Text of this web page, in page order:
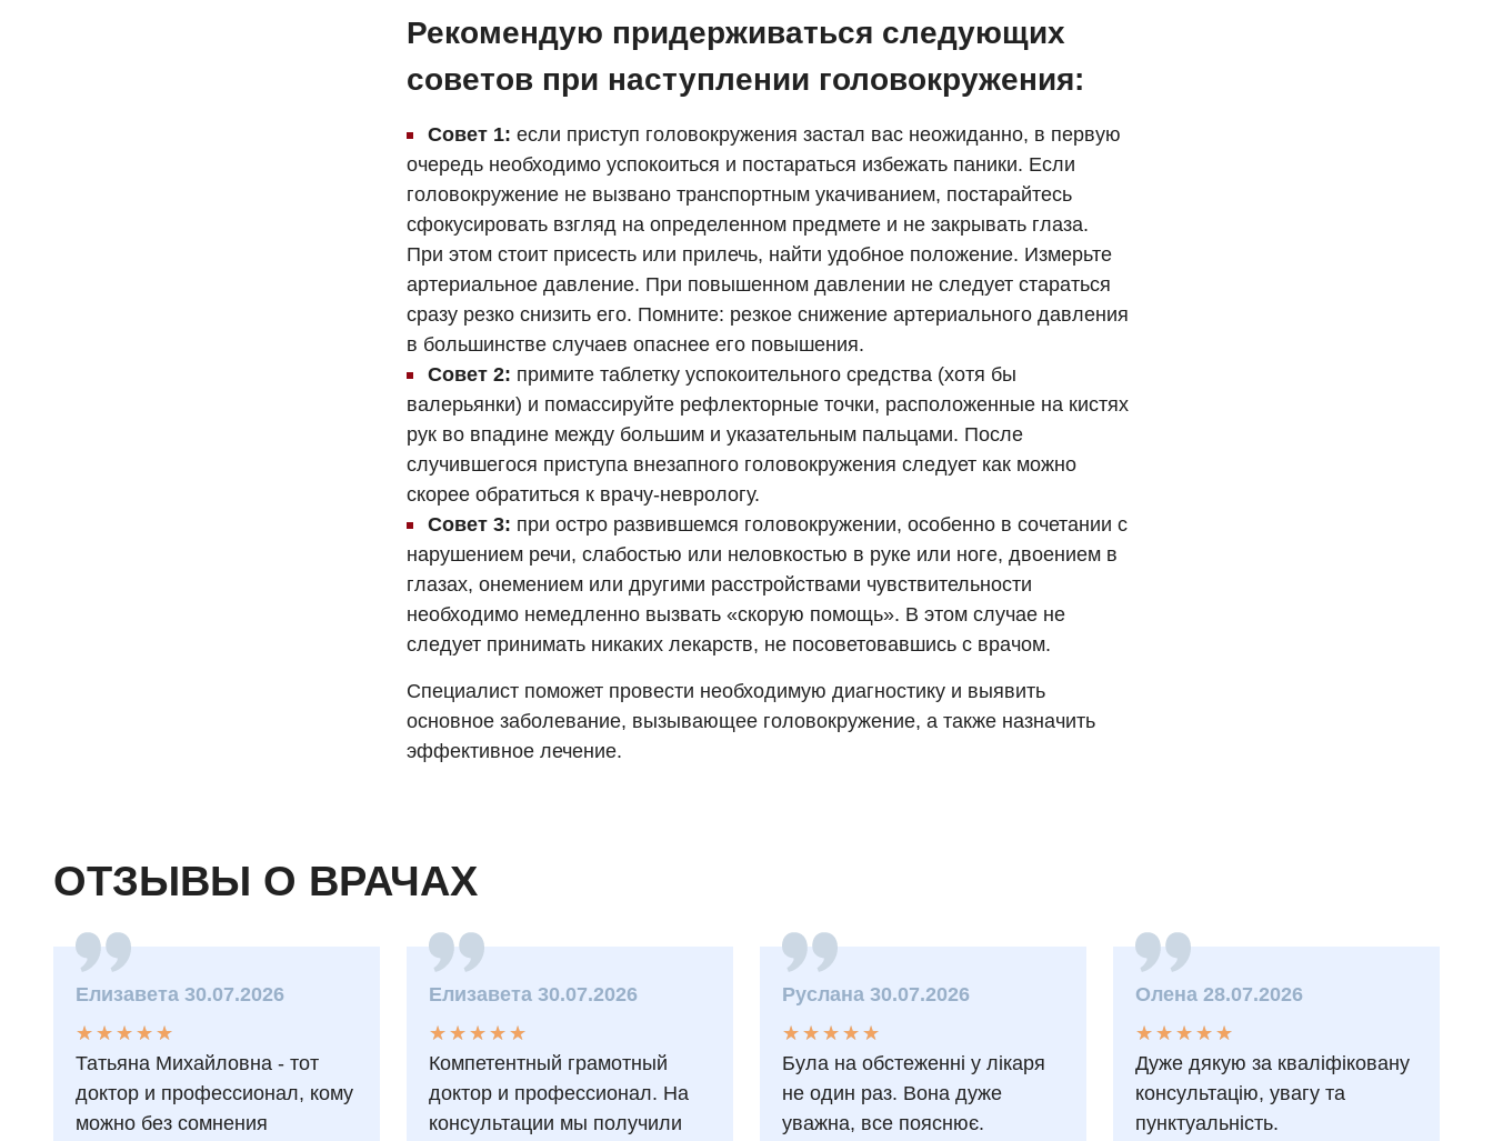
Рекомендую придерживаться следующих
советов при наступлении головокружения:
Совет 1: если приступ головокружения застал вас неожиданно, в первую
очередь необходимо успокоиться и постараться избежать паники. Если
головокружение не вызвано транспортным укачиванием, постарайтесь
сфокусировать взгляд на определенном предмете и не закрывать глаза.
При этом стоит присесть или прилечь, найти удобное положение. Измерьте
артериальное давление. При повышенном давлении не следует стараться
сразу резко снизить его. Помните: резкое снижение артериального давления
в большинстве случаев опаснее его повышения.
Совет 2: примите таблетку успокоительного средства (хотя бы
валерьянки) и помассируйте рефлекторные точки, расположенные на кистях
рук во впадине между большим и указательным пальцами. После
случившегося приступа внезапного головокружения следует как можно
скорее обратиться к врачу-неврологу.
Совет 3: при остро развившемся головокружении, особенно в сочетании с
нарушением речи, слабостью или неловкостью в руке или ноге, двоением в
глазах, онемением или другими расстройствами чувствительности
необходимо немедленно вызвать «скорую помощь». В этом случае не
следует принимать никаких лекарств, не посоветовавшись с врачом.
Специалист поможет провести необходимую диагностику и выявить
основное заболевание, вызывающее головокружение, а также назначить
эффективное лечение.
ОТЗЫВЫ О ВРАЧАХ
Елизавета 30.07.2026
★
★
★
★
★
★ ★ ★ ★ ★
Татьяна Михайловна - тот
доктор и профессионал, кому
можно без сомнения
Елизавета 30.07.2026
★
★
★
★
★
★ ★ ★ ★ ★
Компетентный грамотный
доктор и профессионал. На
консультации мы получили
Руслана 30.07.2026
★
★
★
★
★
★ ★ ★ ★ ★
Була на обстеженні у лікаря
не один раз. Вона дуже
уважна, все пояснює.
Олена 28.07.2026
★
★
★
★
★
★ ★ ★ ★ ★
Дуже дякую за кваліфіковану
консультацію, увагу та
пунктуальність.